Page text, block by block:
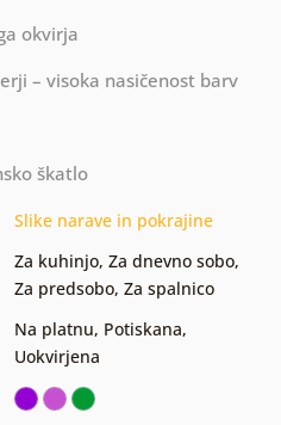
okvirja
– visoka nasičenost barv
škatlo
Slike narave in pokrajine
Za kuhinjo, Za dnevno sobo,
Za predsobo, Za spalnico
Na platnu, Potiskana,
Uokvirjena